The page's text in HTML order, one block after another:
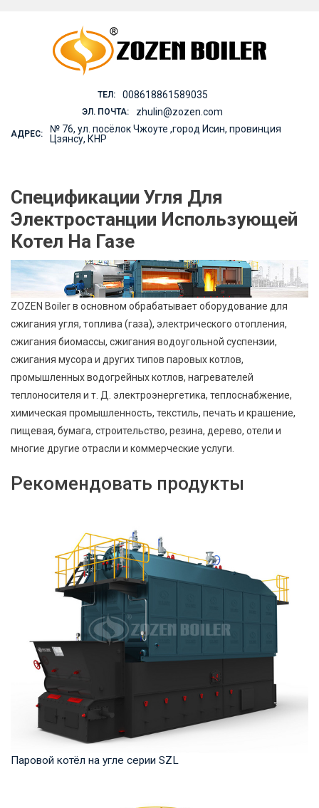
ТЕЛ: 008618861589035
ЭЛ. ПОЧТА: zhulin@zozen.com
АДРЕС:
№ 76, ул. посёлок Чжоуте ,город Исин, провинция
Цзянсу, КНР
Спецификации Угля Для
Электростанции Использующей
Котел На Газе
ZOZEN Boiler в основном обрабатывает оборудование для
сжигания угля, топлива (газа), электрического отопления,
сжигания биомассы, сжигания водоугольной суспензии,
сжигания мусора и других типов паровых котлов,
промышленных водогрейных котлов, нагревателей
теплоносителя и т. Д. электроэнергетика, теплоснабжение,
химическая промышленность, текстиль, печать и крашение,
пищевая, бумага, строительство, резина, дерево, отели и
многие другие отрасли и коммерческие услуги.
Рекомендовать продукты
Паровой котёл на угле серии SZL